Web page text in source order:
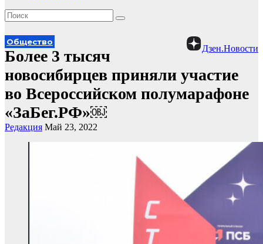
Дзен.Новости
Общество
Более 3 тысяч
новосибирцев приняли участие
во Всероссийском полумарафоне
«ЗаБег.РФ»￼
Редакция Май 23, 2022